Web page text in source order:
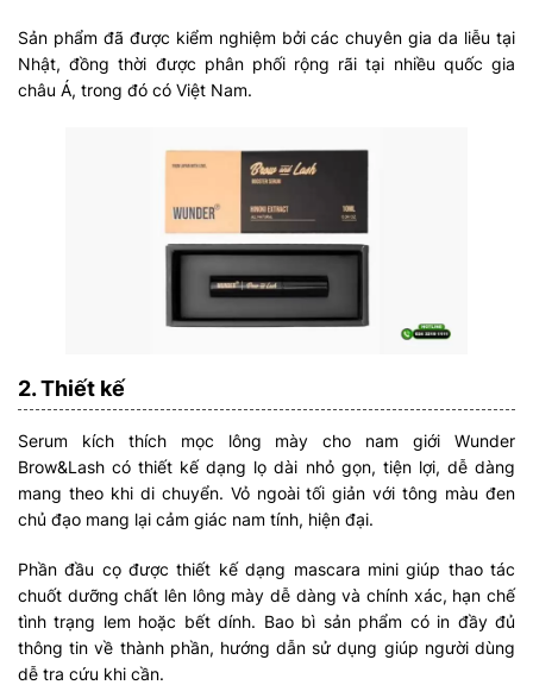
Sản phẩm đã được kiểm nghiệm bởi các chuyên gia da liễu tại
Nhật, đồng thời được phân phối rộng rãi tại nhiều quốc gia
châu Á, trong đó có Việt Nam.
2. Thiết kế
Serum kích thích mọc lông mày cho nam giới Wunder
Brow&Lash có thiết kế dạng lọ dài nhỏ gọn, tiện lợi, dễ dàng
mang theo khi di chuyển. Vỏ ngoài tối giản với tông màu đen
chủ đạo mang lại cảm giác nam tính, hiện đại.
Phần đầu cọ được thiết kế dạng mascara mini giúp thao tác
chuốt dưỡng chất lên lông mày dễ dàng và chính xác, hạn chế
tình trạng lem hoặc bết dính. Bao bì sản phẩm có in đầy đủ
thông tin về thành phần, hướng dẫn sử dụng giúp người dùng
dễ tra cứu khi cần.